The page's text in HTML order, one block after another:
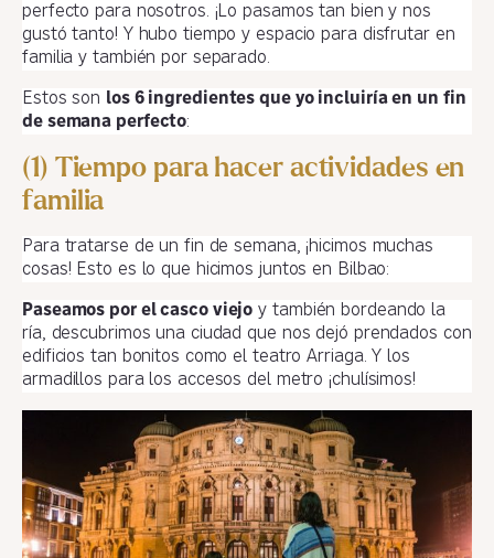
perfecto para nosotros. ¡Lo pasamos tan bien y nos
gustó tanto! Y hubo tiempo y espacio para disfrutar en
familia y también por separado.
Estos son los 6 ingredientes que yo incluiría en un fin
de semana perfecto:
(1) Tiempo para hacer actividades en
familia
Para tratarse de un fin de semana, ¡hicimos muchas
cosas! Esto es lo que hicimos juntos en Bilbao:
Paseamos por el casco viejo y también bordeando la
ría, descubrimos una ciudad que nos dejó prendados con
edificios tan bonitos como el teatro Arriaga. Y los
armadillos para los accesos del metro ¡chulísimos!